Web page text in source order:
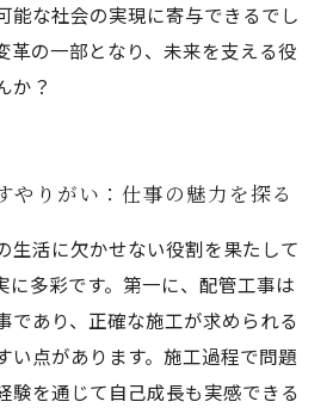
能な社会の実現に寄与できるでし
革の一部となり、未来を支える役
か？
やりがい：仕事の魅力を探る
生活に欠かせない役割を果たして
に多彩です。第一に、配管工事は
であり、正確な施工が求められる
い点があります。施工過程で問題
験を通じて自己成長も実感できる